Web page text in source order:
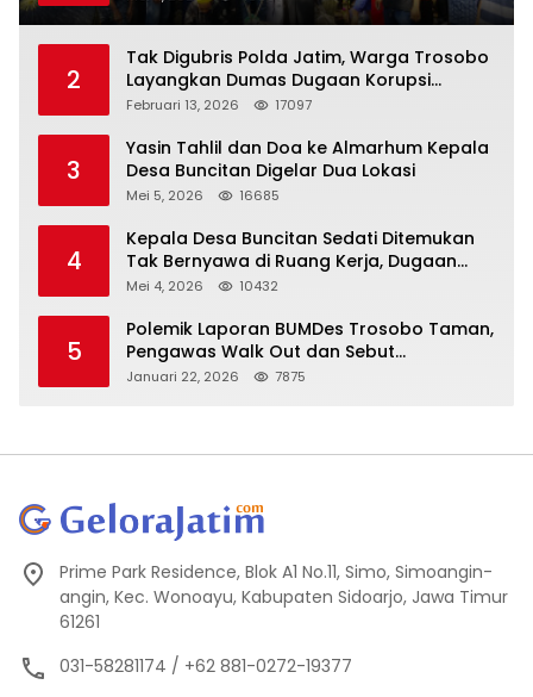
2
Tak Digubris Polda Jatim, Warga Trosobo
Layangkan Dumas Dugaan Korupsi
Oknum DPRD Sidoarjo ke Kapolri
Februari 13, 2026 17097
3
Yasin Tahlil dan Doa ke Almarhum Kepala
Desa Buncitan Digelar Dua Lokasi
Mei 5, 2026 16685
4
Kepala Desa Buncitan Sedati Ditemukan
Tak Bernyawa di Ruang Kerja, Dugaan
Bunuh Diri Menguat
Mei 4, 2026 10432
5
Polemik Laporan BUMDes Trosobo Taman,
Pengawas Walk Out dan Sebut
Kejanggalan
Januari 22, 2026 7875
Prime Park Residence, Blok A1 No.11, Simo, Simoangin-
angin, Kec. Wonoayu, Kabupaten Sidoarjo, Jawa Timur
61261
031-58281174 / +62 881-0272-19377